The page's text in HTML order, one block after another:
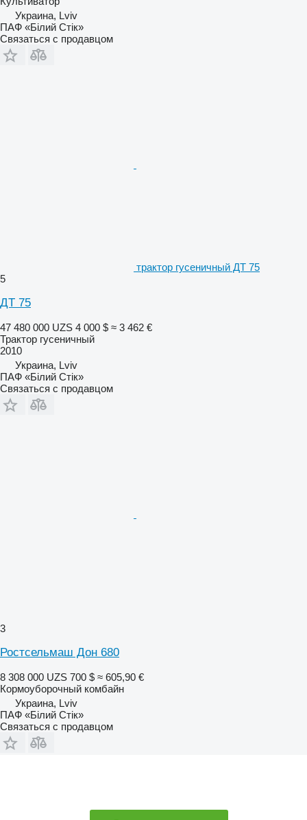
Украина, Lviv
ПАФ «Білий Стік»
Связаться с продавцом
трактор гусеничный ДТ 75
5
ДТ 75
47 480 000 UZS 4 000 $ ≈ 3 462 €
Трактор гусеничный
2010
Украина, Lviv
ПАФ «Білий Стік»
Связаться с продавцом
3
Ростсельмаш Дон 680
8 308 000 UZS 700 $ ≈ 605,90 €
Кормоуборочный комбайн
Украина, Lviv
ПАФ «Білий Стік»
Связаться с продавцом